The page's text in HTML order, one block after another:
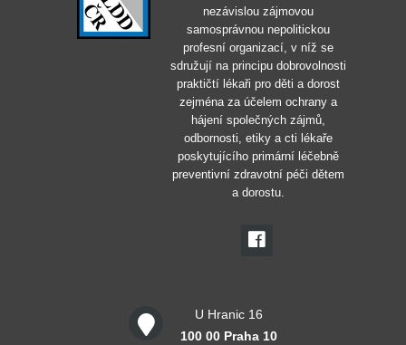
nezávislou zájmovou
samosprávnou nepolitickou
profesní organizací, v níž se
sdružují na principu dobrovolnosti
praktičtí lékaři pro děti a dorost
zejména za účelem ochrany a
hájení společných zájmů,
odbornosti, etiky a cti lékaře
poskytujícího primární léčebně
preventivní zdravotní péči dětem
a dorostu.
U Hranic 16
100 00 Praha 10